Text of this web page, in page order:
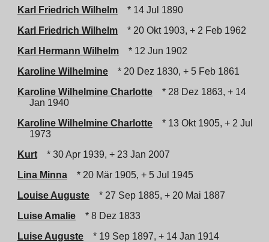
Karl Friedrich Wilhelm
* 14 Jul 1890
Karl Friedrich Wilhelm
* 20 Okt 1903, + 2 Feb 1962
Karl Hermann Wilhelm
* 12 Jun 1902
Karoline Wilhelmine
* 20 Dez 1830, + 5 Feb 1861
Karoline Wilhelmine Charlotte
* 28 Dez 1863, + 14
Jan 1940
Karoline Wilhelmine Charlotte
* 13 Okt 1905, + 2 Jul
1973
Kurt
* 30 Apr 1939, + 23 Jan 2007
Lina Minna
* 20 Mär 1905, + 5 Jul 1945
Louise Auguste
* 27 Sep 1885, + 20 Mai 1887
Luise Amalie
* 8 Dez 1833
Luise Auguste
* 19 Sep 1897, + 14 Jan 1914